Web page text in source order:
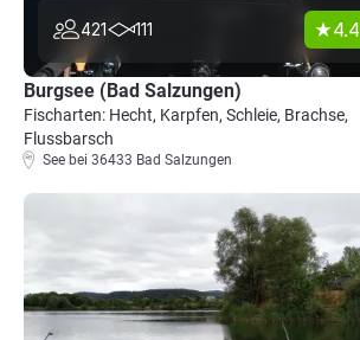
421 111 4.4
Burgsee (Bad Salzungen)
Fischarten: Hecht, Karpfen, Schleie, Brachse,
Flussbarsch
See bei 36433 Bad Salzungen